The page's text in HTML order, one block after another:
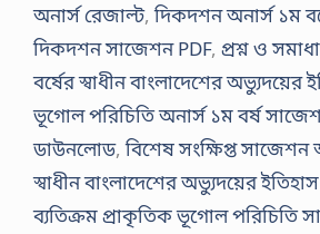
অনার্স রেজাল্ট,দিকদশন অনার্স ১ম
দিকদশন সাজেশন PDF, প্রশ্ন ও
বর্ষের স্বাধীন বাংলাদেশের অভ্যুদয়ের
ভূগোল পরিচিতি অনার্স ১ম বর্ষ
ডাউনলোড,বিশেষ সংক্ষিপ্ত সাজেশন
স্বাধীন বাংলাদেশের অভ্যুদয়ের
ব্যতিক্রম প্রাকৃতিক ভূগোল পরিচিতি